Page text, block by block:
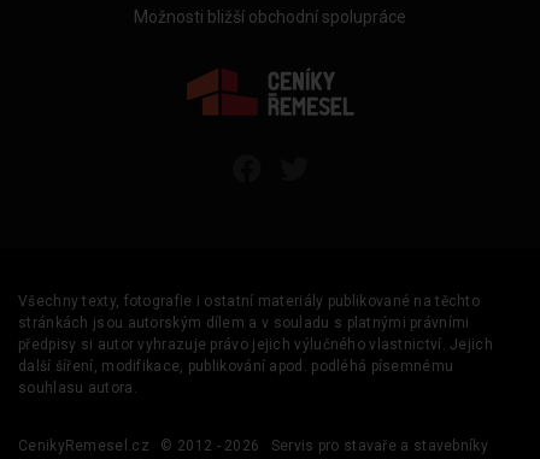
Možnosti bližší obchodní spolupráce
Všechny texty, fotografie i ostatní materiály publikované na těchto
stránkách jsou autorským dílem a v souladu s platnými právními
předpisy si autor vyhrazuje právo jejich výlučného vlastnictví. Jejich
další šíření, modifikace, publikování apod. podléhá písemnému
souhlasu autora.
CenikyRemesel.cz © 2012 - 2026 Servis pro stavaře a stavebníky